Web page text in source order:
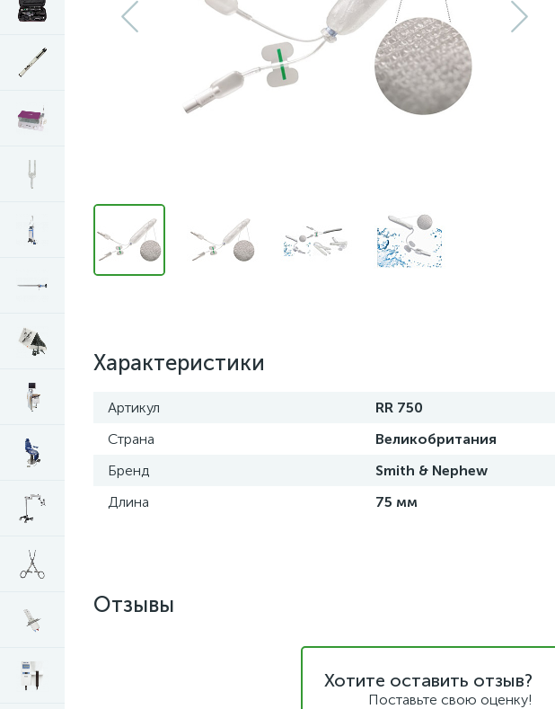
Характеристики
Артикул
RR 750
Страна
Великобритания
Бренд
Smith & Nephew
Длина
75 мм
Отзывы
Хотите оставить отзыв?
Поставьте свою оценку!